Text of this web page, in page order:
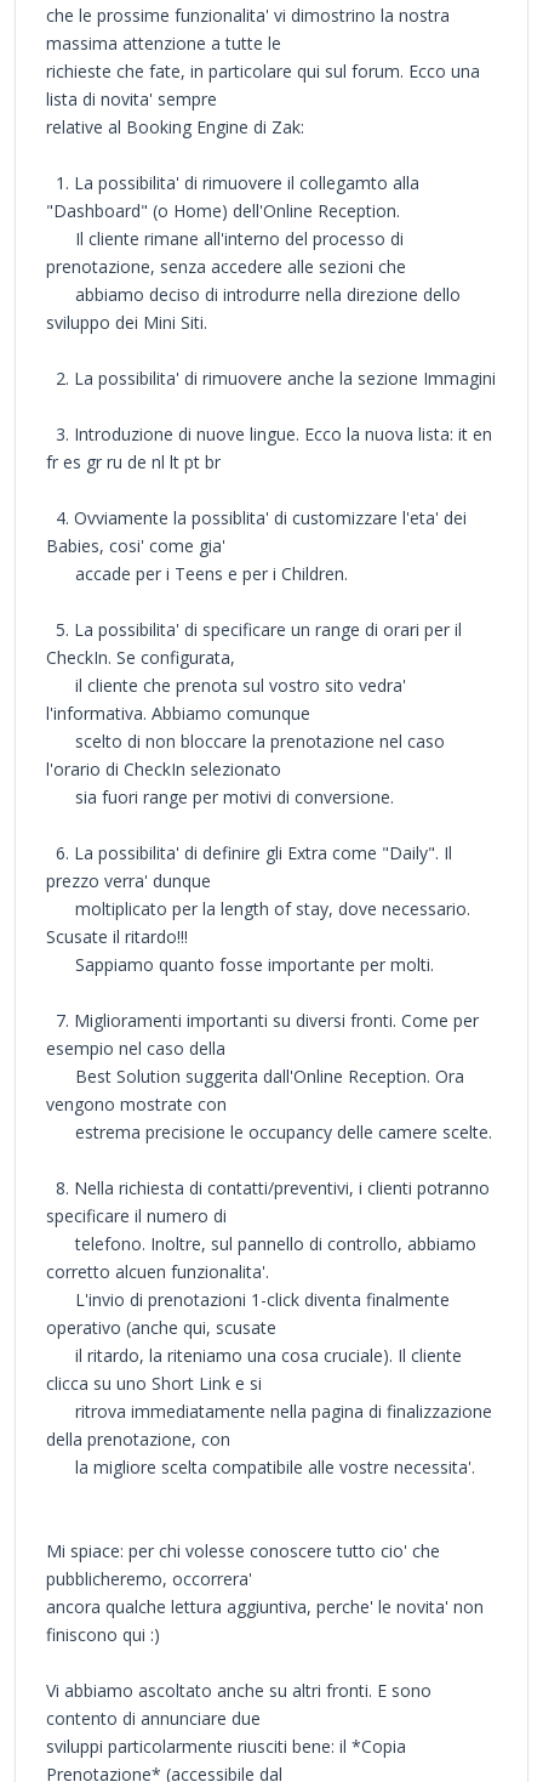
che le prossime funzionalita' vi dimostrino la nostra
massima attenzione a tutte le
richieste che fate, in particolare qui sul forum. Ecco una
lista di novita' sempre
relative al Booking Engine di Zak:
1. La possibilita' di rimuovere il collegamto alla
"Dashboard" (o Home) dell'Online Reception.
Il cliente rimane all'interno del processo di
prenotazione, senza accedere alle sezioni che
abbiamo deciso di introdurre nella direzione dello
sviluppo dei Mini Siti.
2. La possibilita' di rimuovere anche la sezione Immagini
3. Introduzione di nuove lingue. Ecco la nuova lista: it en
fr es gr ru de nl lt pt br
4. Ovviamente la possiblita' di customizzare l'eta' dei
Babies, cosi' come gia'
accade per i Teens e per i Children.
5. La possibilita' di specificare un range di orari per il
CheckIn. Se configurata,
il cliente che prenota sul vostro sito vedra'
l'informativa. Abbiamo comunque
scelto di non bloccare la prenotazione nel caso
l'orario di CheckIn selezionato
sia fuori range per motivi di conversione.
6. La possibilita' di definire gli Extra come "Daily". Il
prezzo verra' dunque
moltiplicato per la length of stay, dove necessario.
Scusate il ritardo!!!
Sappiamo quanto fosse importante per molti.
7. Miglioramenti importanti su diversi fronti. Come per
esempio nel caso della
Best Solution suggerita dall'Online Reception. Ora
vengono mostrate con
estrema precisione le occupancy delle camere scelte.
8. Nella richiesta di contatti/preventivi, i clienti potranno
specificare il numero di
telefono. Inoltre, sul pannello di controllo, abbiamo
corretto alcuen funzionalita'.
L'invio di prenotazioni 1-click diventa finalmente
operativo (anche qui, scusate
il ritardo, la riteniamo una cosa cruciale). Il cliente
clicca su uno Short Link e si
ritrova immediatamente nella pagina di finalizzazione
della prenotazione, con
la migliore scelta compatibile alle vostre necessita'.
Mi spiace: per chi volesse conoscere tutto cio' che
pubblicheremo, occorrera'
ancora qualche lettura aggiuntiva, perche' le novita' non
finiscono qui :)
Vi abbiamo ascoltato anche su altri fronti. E sono
contento di annunciare due
sviluppi particolarmente riusciti bene: il *Copia
Prenotazione* (accessibile dal